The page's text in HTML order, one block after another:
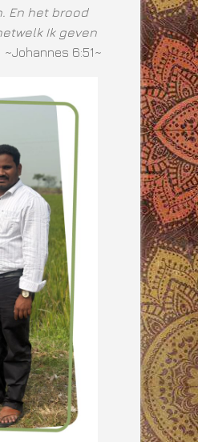
En het brood
Ik geven
~Johannes 6:51~